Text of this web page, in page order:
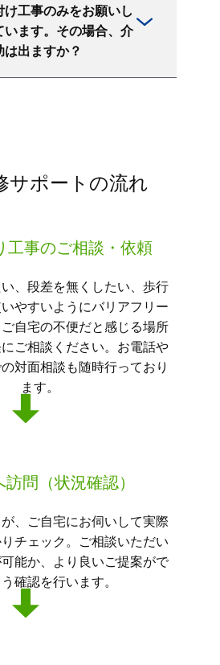
工事のみをお願いし
います。その場合、介
出ますか？
サポートの流れ
工事のご相談・依頼
、段差を無くしたい、歩行
やすいようにバリアフリー
自宅の不便だと感じる場所
ご相談ください。お電話や
対面相談も随時行っており
ます。
訪問（状況確認）
、ご自宅にお伺いして実際
チェック。ご相談いただい
能か、より良いご提案がで
確認を行います。